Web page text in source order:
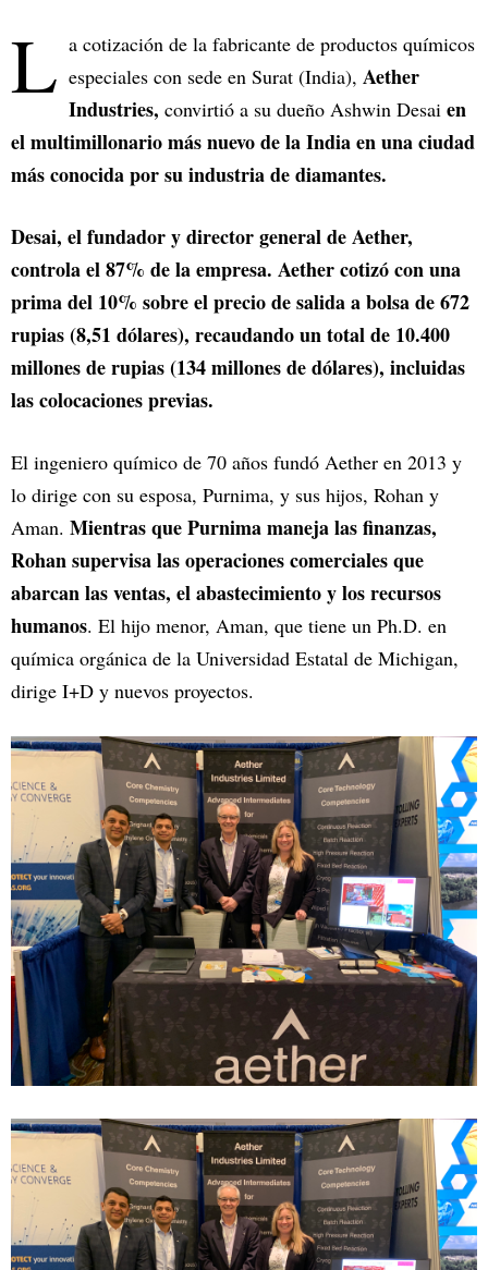
L a cotización de la fabricante de productos químicos
especiales con sede en Surat (India), Aether
Industries, convirtió a su dueño Ashwin Desai en
el multimillonario más nuevo de la India en una ciudad
más conocida por su industria de diamantes.
Desai, el fundador y director general de Aether,
controla el 87% de la empresa. Aether cotizó con una
prima del 10% sobre el precio de salida a bolsa de 672
rupias (8,51 dólares), recaudando un total de 10.400
millones de rupias (134 millones de dólares), incluidas
las colocaciones previas.
El ingeniero químico de 70 años fundó Aether en 2013 y
lo dirige con su esposa, Purnima, y sus hijos, Rohan y
Aman. Mientras que Purnima maneja las finanzas,
Rohan supervisa las operaciones comerciales que
abarcan las ventas, el abastecimiento y los recursos
humanos. El hijo menor, Aman, que tiene un Ph.D. en
química orgánica de la Universidad Estatal de Michigan,
dirige I+D y nuevos proyectos.